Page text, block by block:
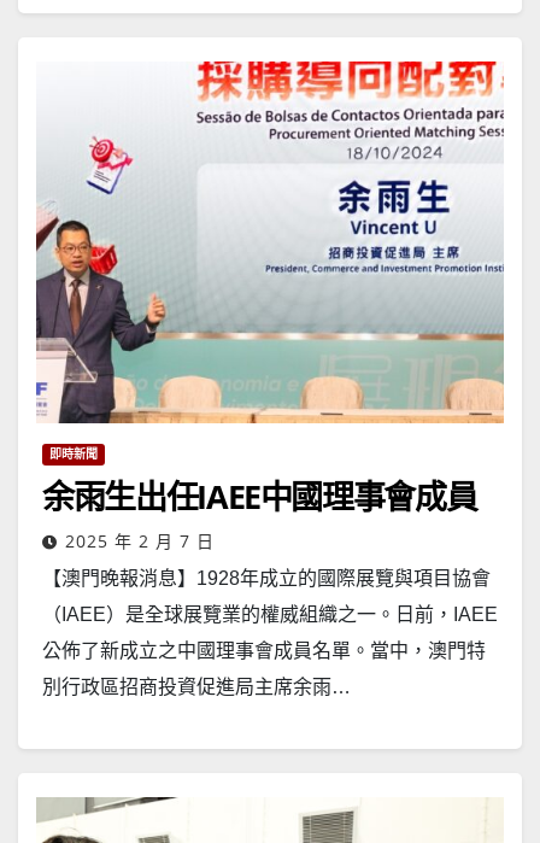
即時新聞
余雨生出任IAEE中國理事會成員
2025 年 2 月 7 日
【澳門晚報消息】1928年成立的國際展覽與項目協會
（IAEE）是全球展覽業的權威組織之一。日前，IAEE
公佈了新成立之中國理事會成員名單。當中，澳門特
別行政區招商投資促進局主席余雨…